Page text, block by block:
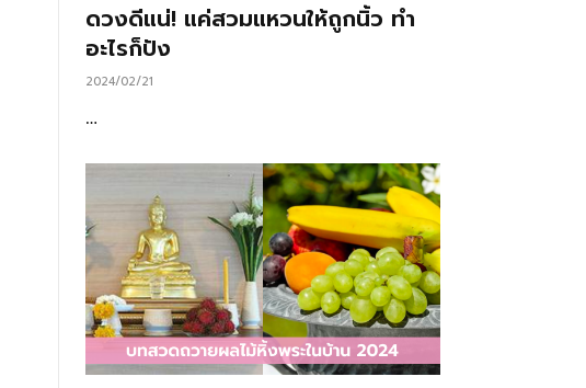
ดวงดีแน่! แค่สวมแหวนให้ถูกนิ้ว ทำ
อะไรก็ปัง
2024/02/21
…